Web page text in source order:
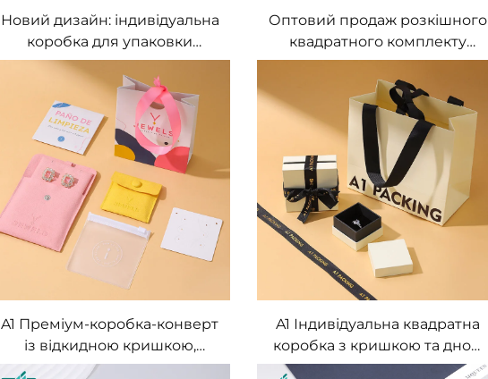
Новий дизайн: індивідуальна
коробка для упаковки
прикрас із екологічного
паперового матеріалу, з
можливістю нанесення
логотипу методом тиснення/
протитиснення та
виготовлення за
нестандартною формою
Оптовий продаж розкішного
квадратного комплекту
упаковки для прикрас,
картонна паперова
подарункова сумка, коробка-
відсік для кілець і сережок із
індивідуальним логотипом
A1 Преміум-коробка-конверт
із відкидною кришкою,
квадратна, індивідуального
A1 Індивідуальна квадратна
коробка з кришкою та дном
із застібкою-пряжкою,